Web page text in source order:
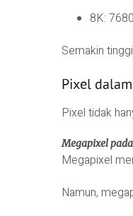
8K:
Semakin
Pixel
Pixel tidak
Megapixel
Megapixel
Namun,